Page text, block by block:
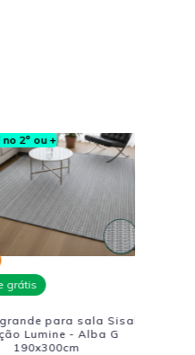
2º ou +
para sala Sisal
Lumine - Alba G
190x300cm